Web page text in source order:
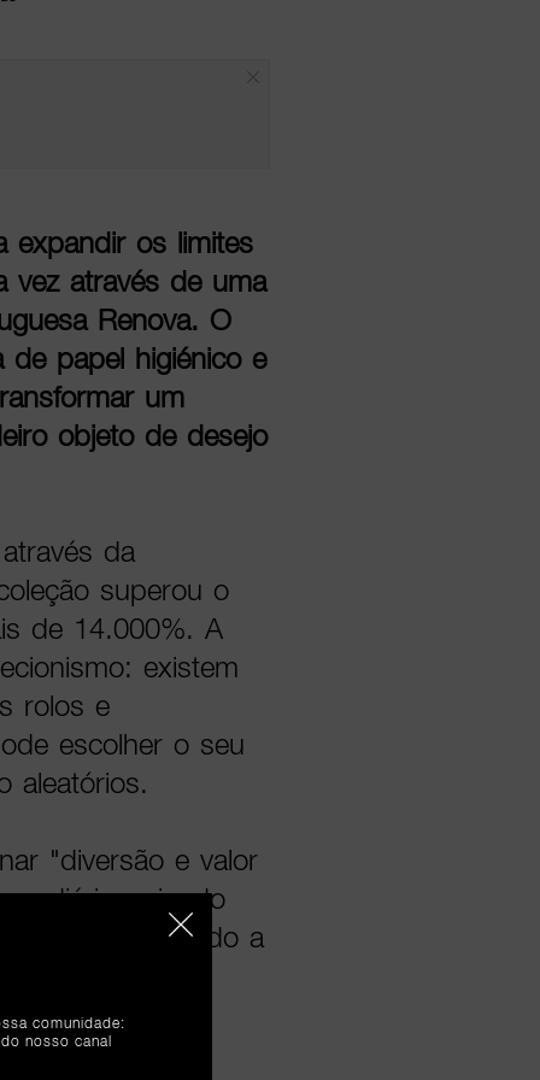
expandir os limites
vez através de uma
Renova. O
de papel higiénico e
um
objeto de desejo
da
superou o
de 14.000%. A
existem
rolos e
escolher o seu
aleatórios.
"diversão e valor
diário, criando
é incentivado a
icónicas
comunidade:
nosso canal